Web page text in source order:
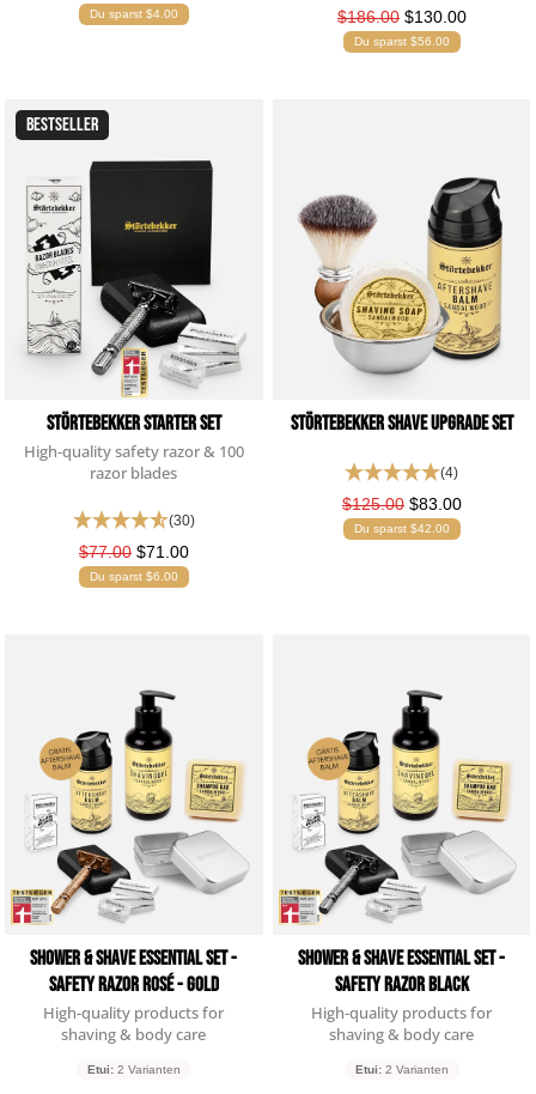
Du sparst $4.00 $186.00$130.00
Du sparst $56.00
BESTSELLER
Störtebekker Starter Set
High-quality safety razor & 100
razor blades
(30)
$77.00$71.00
Du sparst $6.00
Störtebekker Shave Upgrade Set
(4)
$125.00$83.00
Du sparst $42.00
Shower & Shave Essential Set -
Safety Razor Rosé - Gold
High-quality products for
shaving & body care
Etui: 2 Varianten
Shower & Shave Essential Set -
Safety Razor Black
High-quality products for
shaving & body care
Etui: 2 Varianten